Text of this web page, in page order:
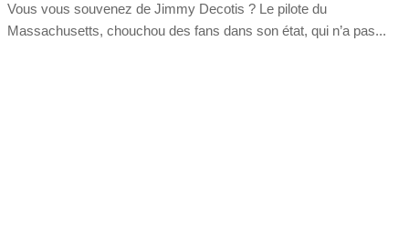
Vous vous souvenez de Jimmy Decotis ? Le pilote du
Massachusetts, chouchou des fans dans son état, qui n’a pas...